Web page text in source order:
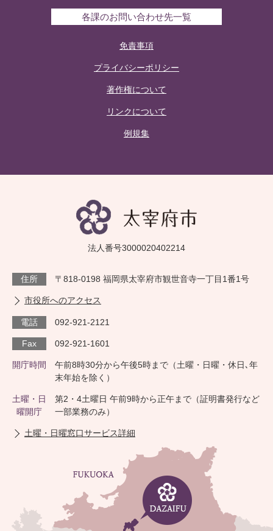
各課のお問い合わせ先一覧
免責事項
プライバシーポリシー
著作権について
リンクについて
例規集
法人番号3000020402214
住所 〒818-0198 福岡県太宰府市観世音寺一丁目1番1号
市役所へのアクセス
電話 092-921-2121
Fax 092-921-1601
開庁時間
午前8時30分から午後5時まで（土曜・日曜・休日､年
末年始を除く）
土曜・日
曜開庁
第2・4土曜日 午前9時から正午まで（証明書発行など
一部業務のみ）
土曜・日曜窓口サービス詳細